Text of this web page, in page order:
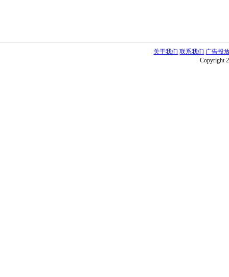
关于我们 联系我们 广告投
Copyright